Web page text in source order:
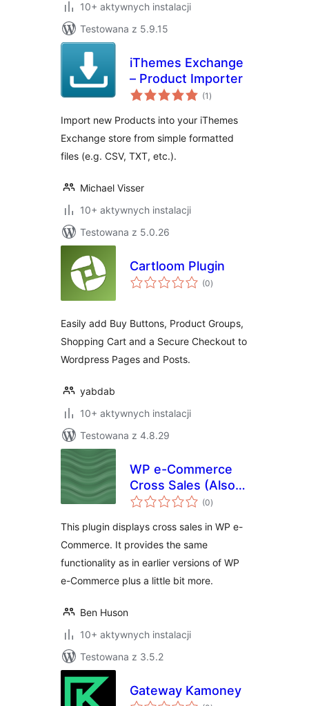
10+ aktywnych instalacji
Testowana z 5.9.15
iThemes Exchange
– Product Importer
(1 wszystkich
ocen
)
Import new Products into your iThemes
Exchange store from simple formatted
files (e.g. CSV, TXT, etc.).
Michael Visser
10+ aktywnych instalacji
Testowana z 5.0.26
Cartloom Plugin
(0wszystkich
ocen
)
Easily add Buy Buttons, Product Groups,
Shopping Cart and a Secure Checkout to
Wordpress Pages and Posts.
yabdab
10+ aktywnych instalacji
Testowana z 4.8.29
WP e-Commerce
Cross Sales (Also
Bought)
(0wszystkich
ocen
)
This plugin displays cross sales in WP e-
Commerce. It provides the same
functionality as in earlier versions of WP
e-Commerce plus a little bit more.
Ben Huson
10+ aktywnych instalacji
Testowana z 3.5.2
Gateway Kamoney
wszystkich